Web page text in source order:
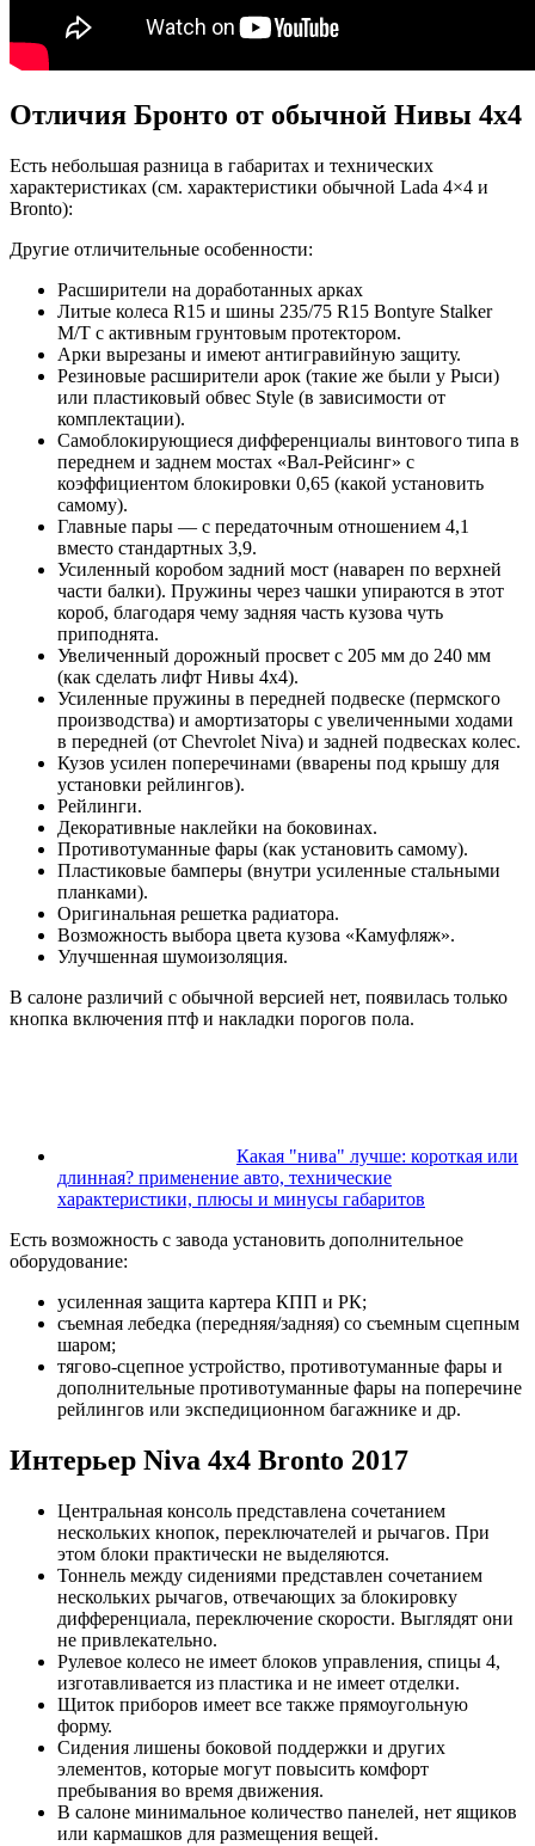
Отличия Бронто от обычной Нивы 4х4
Есть небольшая разница в габаритах и технических
характеристиках (см. характеристики обычной Lada 4×4 и
Bronto):
Другие отличительные особенности:
Расширители на доработанных арках
Литые колеса R15 и шины 235/75 R15 Bontyre Stalker
M/T с активным грунтовым протектором.
Арки вырезаны и имеют антигравийную защиту.
Резиновые расширители арок (такие же были у Рыси)
или пластиковый обвес Style (в зависимости от
комплектации).
Самоблокирующиеся дифференциалы винтового типа в
переднем и заднем мостах «Вал-Рейсинг» с
коэффициентом блокировки 0,65 (какой установить
самому).
Главные пары — с передаточным отношением 4,1
вместо стандартных 3,9.
Усиленный коробом задний мост (наварен по верхней
части балки). Пружины через чашки упираются в этот
короб, благодаря чему задняя часть кузова чуть
приподнята.
Увеличенный дорожный просвет с 205 мм до 240 мм
(как сделать лифт Нивы 4х4).
Усиленные пружины в передней подвеске (пермского
производства) и амортизаторы с увеличенными ходами
в передней (от Chevrolet Niva) и задней подвесках колес.
Кузов усилен поперечинами (вварены под крышу для
установки рейлингов).
Рейлинги.
Декоративные наклейки на боковинах.
Противотуманные фары (как установить самому).
Пластиковые бамперы (внутри усиленные стальными
планками).
Оригинальная решетка радиатора.
Возможность выбора цвета кузова «Камуфляж».
Улучшенная шумоизоляция.
В салоне различий с обычной версией нет, появилась только
кнопка включения птф и накладки порогов пола.
Какая "нива" лучше: короткая или
длинная? применение авто, технические
характеристики, плюсы и минусы габаритов
Есть возможность с завода установить дополнительное
оборудование:
усиленная защита картера КПП и РК;
съемная лебедка (передняя/задняя) со съемным сцепным
шаром;
тягово-сцепное устройство, противотуманные фары и
дополнительные противотуманные фары на поперечине
рейлингов или экспедиционном багажнике и др.
Интерьер Niva 4х4 Bronto 2017
Центральная консоль представлена сочетанием
нескольких кнопок, переключателей и рычагов. При
этом блоки практически не выделяются.
Тоннель между сидениями представлен сочетанием
нескольких рычагов, отвечающих за блокировку
дифференциала, переключение скорости. Выглядят они
не привлекательно.
Рулевое колесо не имеет блоков управления, спицы 4,
изготавливается из пластика и не имеет отделки.
Щиток приборов имеет все также прямоугольную
форму.
Сидения лишены боковой поддержки и других
элементов, которые могут повысить комфорт
пребывания во время движения.
В салоне минимальное количество панелей, нет ящиков
или кармашков для размещения вещей.